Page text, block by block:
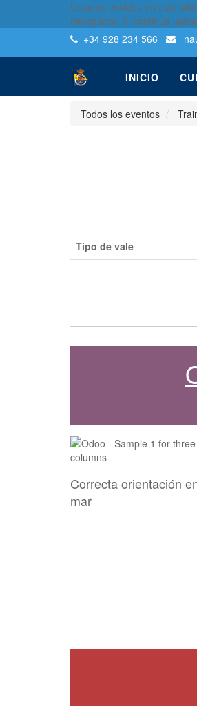
Usamos cookies en este
navegador. Si continúa
+34 928 234 566
INICIO
Todos los eventos
Tipo de vale
Correcta orientación
mar